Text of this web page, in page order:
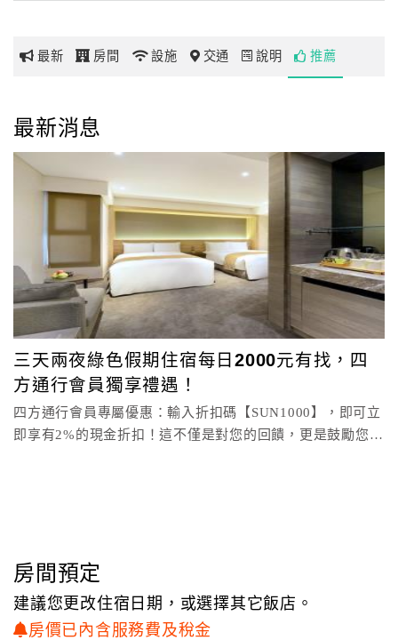
玩
玩
樂
地
服
務
顧
客
滿
意
度
理
會
最新 房間 設施 交通 說明 推薦
最新消息
三天兩夜綠色假期住宿每日2000元有找，四
方通行會員獨享禮遇！
四方通行會員專屬優惠：輸入折扣碼【SUN1000】，即可立
即享有2%的現金折扣！這不僅是對您的回饋，更是鼓勵您持
房間預定
建議您更改住宿日期，或選擇其它飯店。
房價已內含服務費及稅金